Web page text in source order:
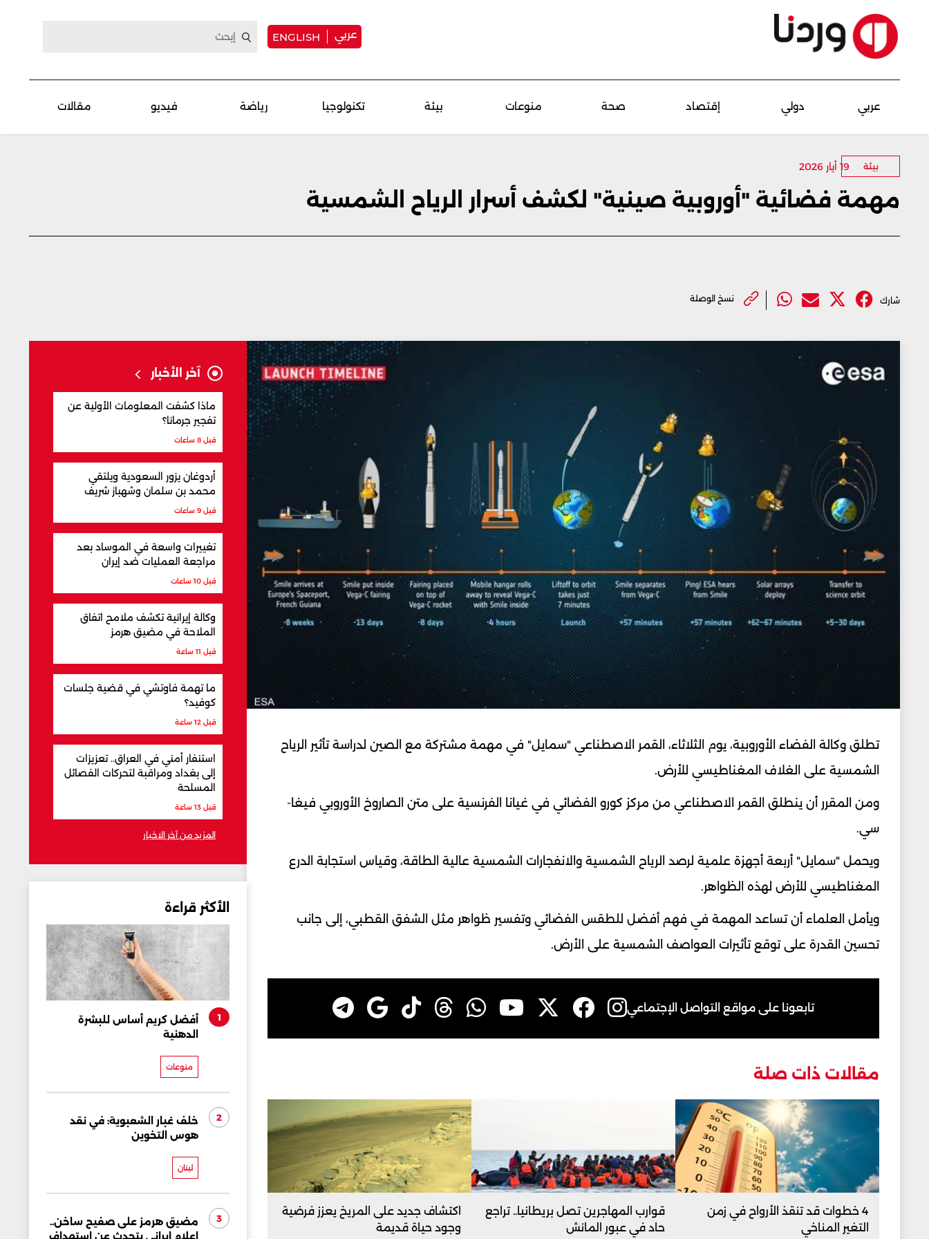
عربي ENGLISH
عربي دولي إقتصاد صحة منوعات بيئة تكنولوجيا رياضة فيديو مقالات
بيئة 19 أيار 2026
مهمة فضائية "أوروبية صينية" لكشف أسرار الرياح الشمسية
شارك نسخ الوصلة
تطلق وكالة الفضاء الأوروبية، يوم الثلاثاء، القمر الاصطناعي "سمايل" في مهمة مشتركة مع الصين لدراسة تأثير الرياح
الشمسية على الغلاف المغناطيسي للأرض.
ومن المقرر أن ينطلق القمر الاصطناعي من مركز كورو الفضائي في غيانا الفرنسية على متن الصاروخ الأوروبي فيغا-
سي.
ويحمل "سمايل" أربعة أجهزة علمية لرصد الرياح الشمسية والانفجارات الشمسية عالية الطاقة، وقياس استجابة الدرع
المغناطيسي للأرض لهذه الظواهر.
ويأمل العلماء أن تساعد المهمة في فهم أفضل للطقس الفضائي وتفسير ظواهر مثل الشفق القطبي، إلى جانب
تحسين القدرة على توقع تأثيرات العواصف الشمسية على الأرض.
تابعونا على مواقع التواصل الإجتماعي
مقالات ذات صلة
4 خطوات قد تنقذ الأرواح في زمن
التغير المناخي
قوارب المهاجرين تصل بريطانيا.. تراجع
حاد في عبور المانش
اكتشاف جديد على المريخ يعزز فرضية
وجود حياة قديمة
آخر الأخبار
ماذا كشفت المعلومات الأولية عن
تفجير جرمانا؟
قبل 8 ساعات
أردوغان يزور السعودية ويلتقي
محمد بن سلمان وشهباز شريف
قبل 9 ساعات
تغييرات واسعة في الموساد بعد
مراجعة العمليات ضد إيران
قبل 10 ساعات
وكالة إيرانية تكشف ملامح اتفاق
الملاحة في مضيق هرمز
قبل 11 ساعة
ما تهمة فاوتشي في قضية جلسات
كوفيد؟
قبل 12 ساعة
استنفار أمني في العراق.. تعزيزات
إلى بغداد ومراقبة لتحركات الفصائل
المسلحة
قبل 13 ساعة
المزيد من آخر الاخبار
الأكثر قراءة
1
أفضل كريم أساس للبشرة
الدهنية
منوعات
2
خلف غبار الشعبوية: في نقد
هوس التخوين
لبنان
3
مضيق هرمز على صفيح ساخن..
إعلام إيراني يتحدث عن استهداف